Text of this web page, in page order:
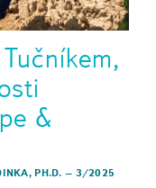
&
PH.D. – 3/2025